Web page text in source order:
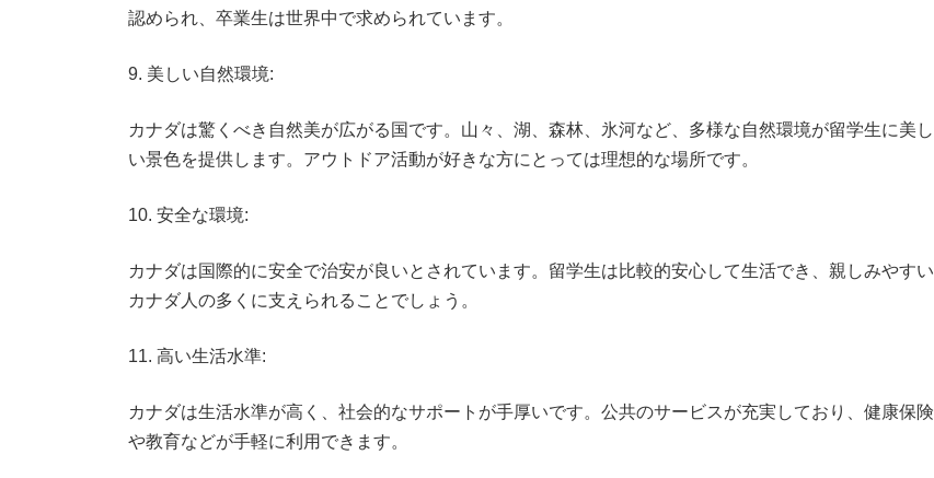
認められ、卒業生は世界中で求められています。
9. 美しい自然環境:
カナダは驚くべき自然美が広がる国です。山々、湖、森林、氷河など、多様な自然環境が留学生に美し
い景色を提供します。アウトドア活動が好きな方にとっては理想的な場所です。
10. 安全な環境:
カナダは国際的に安全で治安が良いとされています。留学生は比較的安心して生活でき、親しみやすい
カナダ人の多くに支えられることでしょう。
11. 高い生活水準:
カナダは生活水準が高く、社会的なサポートが手厚いです。公共のサービスが充実しており、健康保険
や教育などが手軽に利用できます。